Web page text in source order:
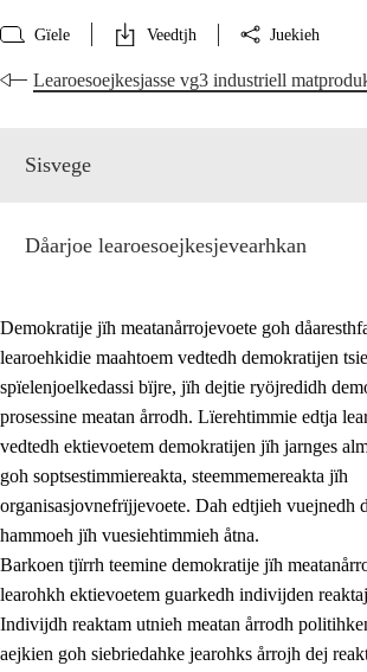
Gïele Veedtjh Juekieh
Learoesoejkesjasse vg3 industriell
Sisvege
2. Lïeremen, evtiedimmien jïh
2.1 Sosijaale lïereme jïh evtiedimmie
2.2 Maahtoe faagine
Dåarjoe learoesoejkesjevearhkan
Demokratije jïh meatanårrojevoete goh
learoehkidie maahtoem vedtedh demokratijen
spïelenjoelkedassi bïjre, jïh dejtie ryöjredidh
prosessine meatan årrodh. Lïerehtimmie edtja
vedtedh ektievoetem demokratijen jïh jarnges
goh soptsestimmiereakta, steemmemereakta jïh
organisasjovnefrïjjevoete. Dah edtjieh vuejnedh
hammoeh jïh vuesiehtimmieh åtna.
Barkoen tjïrrh teemine demokratije jïh
learohkh ektievoetem guarkedh indivijden
Indivijdh reaktam utnieh meatan årrodh
aejkien goh siebriedahke jearohks årrojh dej